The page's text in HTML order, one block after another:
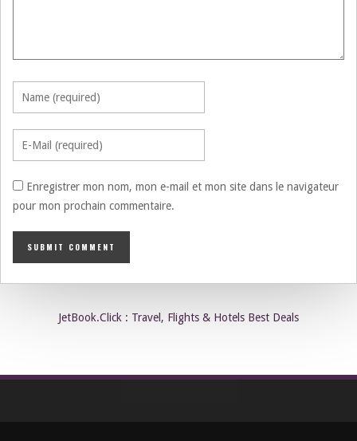
Enregistrer mon nom, mon e-mail et mon site dans le navigateur
pour mon prochain commentaire.
JetBook.Click : Travel, Flights & Hotels Best Deals